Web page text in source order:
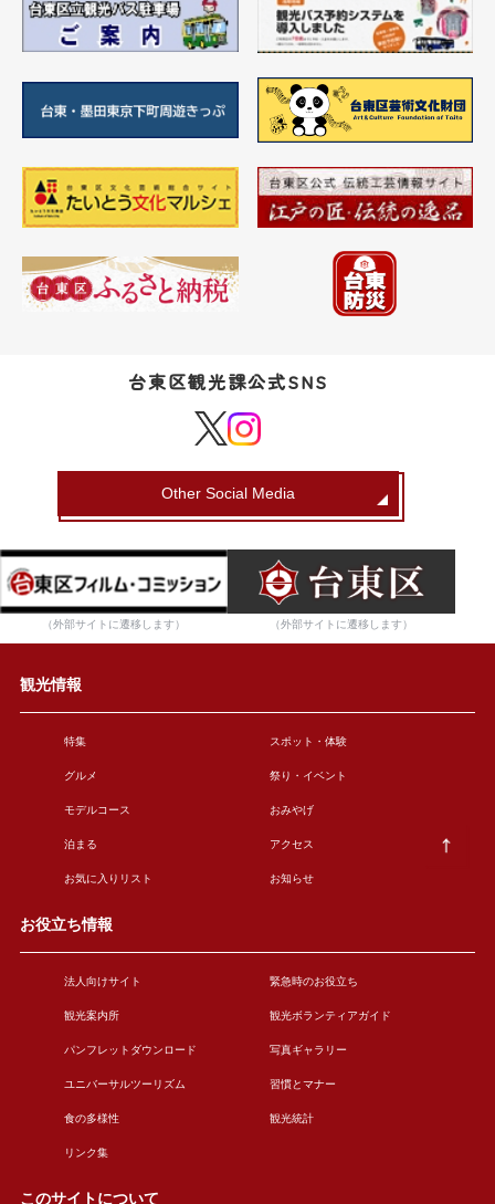
台東区観光課公式SNS
Other Social Media
（外部サイトに遷移します） （外部サイトに遷移します）
観光情報
特集 スポット・体験
グルメ 祭り・イベント
モデルコース おみやげ
泊まる アクセス
お気に入りリスト お知らせ
お役立ち情報
法人向けサイト 緊急時のお役立ち
観光案内所 観光ボランティアガイド
パンフレットダウンロード 写真ギャラリー
ユニバーサルツーリズム 習慣とマナー
食の多様性 観光統計
リンク集
このサイトについて